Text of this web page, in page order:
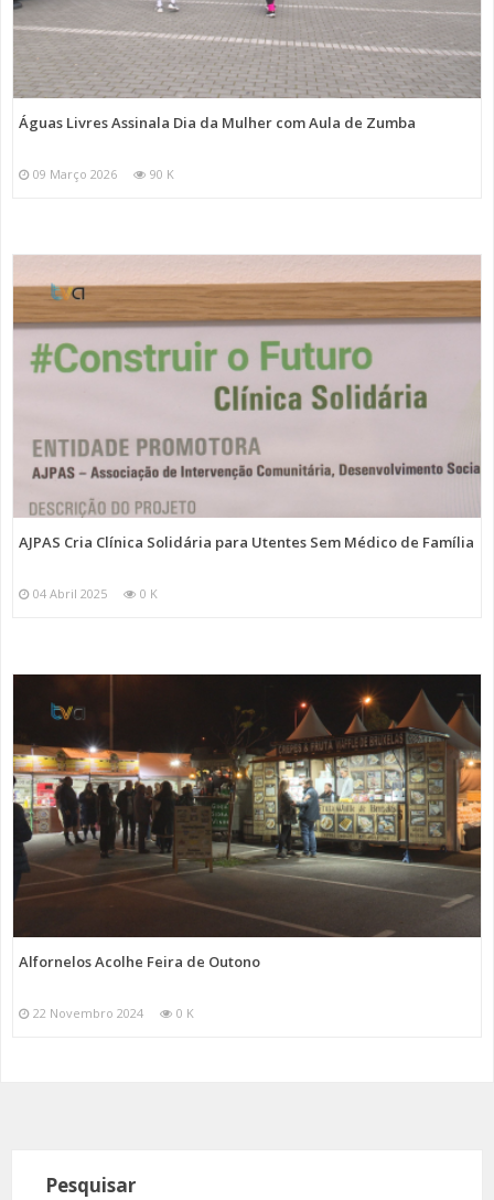
Águas Livres Assinala Dia da Mulher com Aula de Zumba
09 Março 2026 90 K
AJPAS Cria Clínica Solidária para Utentes Sem Médico de Família
04 Abril 2025 0 K
Alfornelos Acolhe Feira de Outono
22 Novembro 2024 0 K
Pesquisar